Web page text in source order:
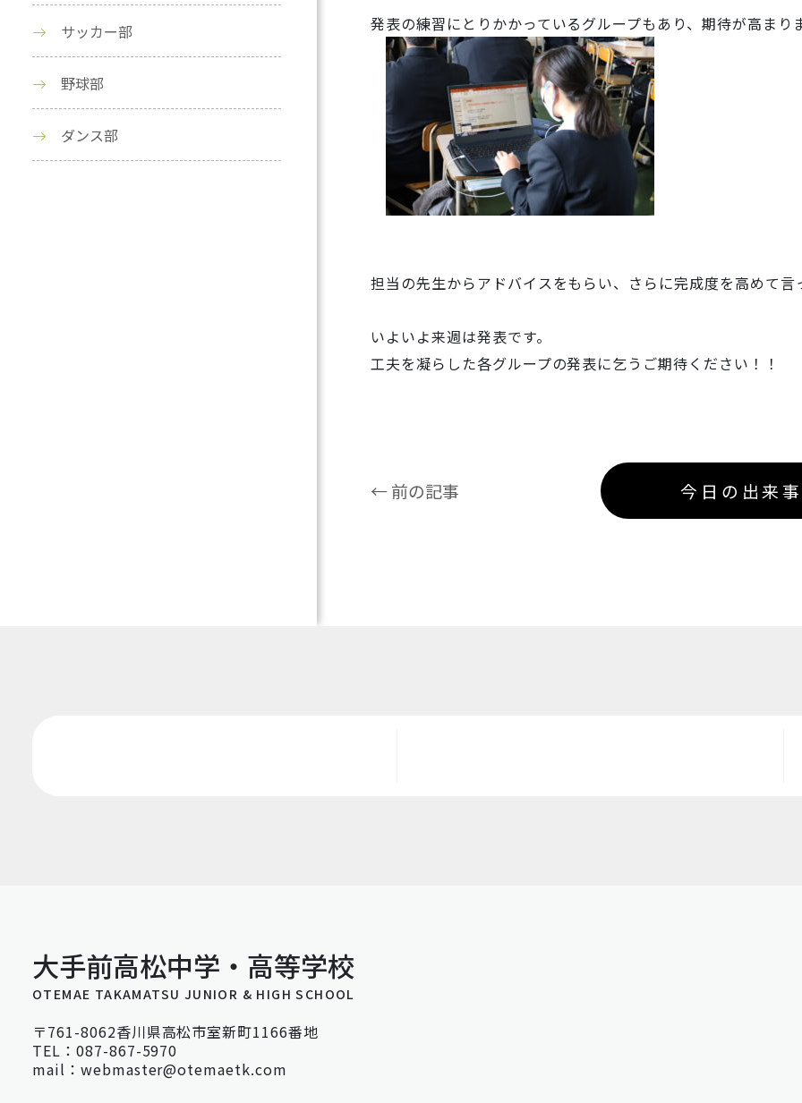
発表の練習にとりかかっているグループもあり、期待が高まり
担当の先生からアドバイスをもらい、さらに完成度を高めて言
いよいよ来週は発表です。
工夫を凝らした各グループの発表に乞うご期待ください！！
← 前の記事 今日の出来
サッカー部
野球部
ダンス部
大手前高松中学・高等学校
OTEMAE TAKAMATSU JUNIOR & HIGH SCHOOL
〒761-8062香川県高松市室新町1166番地
TEL：087-867-5970
mail：webmaster@otemaetk.com